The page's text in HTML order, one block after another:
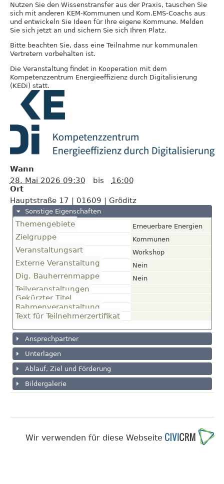
Nutzen Sie den Wissenstransfer aus der Praxis, tauschen Sie
sich mit anderen KEM-Kommunen und Kom.EMS-Coachs aus
und entwickeln Sie Ideen für Ihre eigene Kommune. Melden
Sie sich jetzt an und sichern Sie sich Ihren Platz.
Bitte beachten Sie, dass eine Teilnahme nur kommunalen
Vertretern vorbehalten ist.
Die Veranstaltung findet in Kooperation mit dem
Kompetenzzentrum Energieeffizienz durch Digitalisierung
(KEDi) statt.
Wann
28. Mai 2026 09:30 bis 16:00
Ort
Hauptstraße 17 | 01609 | Gröditz
Sonstige Eigenschaften
Themengebiete Erneuerbare Energien
Zielgruppe Kommunen
Veranstaltungsart Workshop
Externe Veranstaltung Nein
Dig. Bauherrenmappe Nein
Teilveranstaltungen
Gekürzter Titel
Rahmenveranstaltung
Text für Teilnehmerzertifikat
Ansprechpartner
Unterlagen
Ablauf, Ziel und Förderung
Bildergalerie
Wir verwenden für diese Webseite